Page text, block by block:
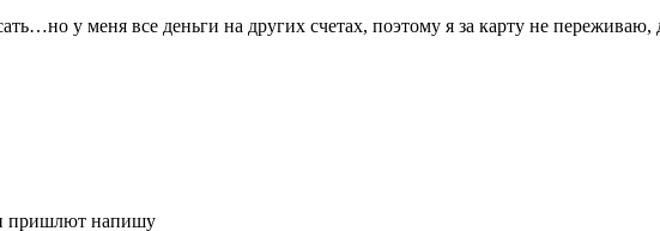
у меня все деньги на других счетах, поэтому я за карту не
пришлют напишу